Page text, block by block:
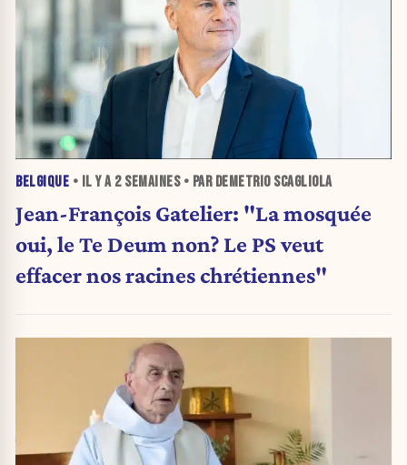
BELGIQUE • IL Y A 2 SEMAINES• PAR DEMETRIO SCAGLIOLA
Jean-François Gatelier: "La mosquée
oui, le Te Deum non? Le PS veut
effacer nos racines chrétiennes"